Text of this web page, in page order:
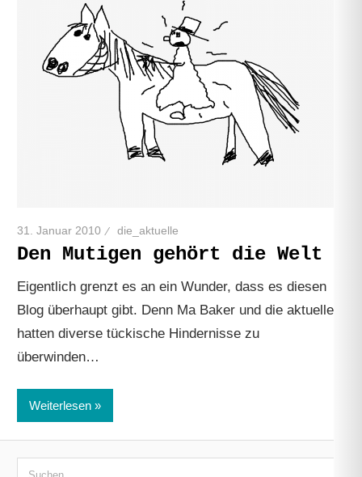
31. Januar 2010 die_aktuelle
Den Mutigen gehört die Welt
Eigentlich grenzt es an ein Wunder, dass es diesen
Blog überhaupt gibt. Denn Ma Baker und die aktuelle
hatten diverse tückische Hindernisse zu
überwinden…
Weiterlesen
Suchen